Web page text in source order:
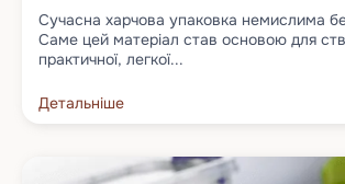
Сучасна харчова упаковка немислима
Саме цей матеріал став основою для
практичної, легкої...
Детальніше